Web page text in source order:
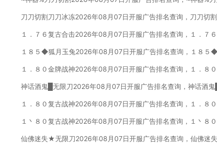
刀刀切割刀刀冰冻2026年08月07日开服广告排名查询，刀刀切
１．７６复古合击2026年08月07日开服广告排名查询，１．７
１８５◆狐月玉兔2026年08月07日开服广告排名查询，１８５
１．８０金牌战神2026年08月07日开服广告排名查询，１．８
神话酒鬼█无限刀2026年08月07日开服广告排名查询，神话酒
１．８０复古战神2026年08月07日开服广告排名查询，１．８
１丶８０复古战神2026年08月07日开服广告排名查询，１丶８
仙佛迷失★无限刀2026年08月07日开服广告排名查询，仙佛迷